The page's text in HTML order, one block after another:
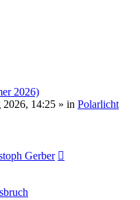
2026)
2026, 14:25 » in Polarlicht
Gerber